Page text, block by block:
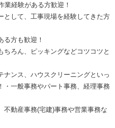
業経験がある方歓迎！
として、工事現場を経験してきた方
る方も歓迎！
ちろん、ピッキングなどコツコツと
ナンス、ハウスクリーニングといっ
・一般事務やパート事務、経理事務
不動産事務(宅建)事務や営業事務な